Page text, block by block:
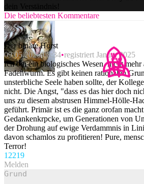
dein Verständnis!
Die beliebtesten Kommentare
Der binäre Horst
09.05.2026 08:34 registriert Januar 2025
Ich bin ein biologisches Wesen, nicht
Fadenwurm. Es gibt keinen rationalen
unsterbliche Seele haben sollte, der
nicht. Die Angst, "dass es das hier doch
uns zu diesem abstrusen Himmel-Hölle-
geführt. Primär ist es die ganz orofan
Gedankenkrpcke, um Generationen von
der Drohung auf ewige Verdammnis in
davon schamlos zu profitieren! Pure,
Terror!
12219
Melden